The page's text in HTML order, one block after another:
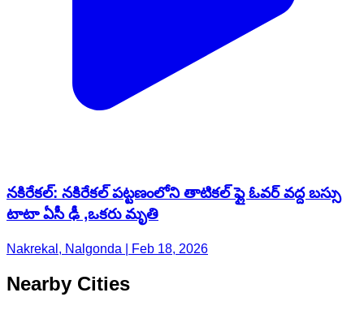
నకిరేకల్: నకిరేకల్ పట్టణంలోని తాటికల్ ఫ్లై ఓవర్ వద్ద బస్సు
టాటా ఏసీ ఢీ ,ఒకరు మృతి
Nakrekal, Nalgonda | Feb 18, 2026
Nearby Cities